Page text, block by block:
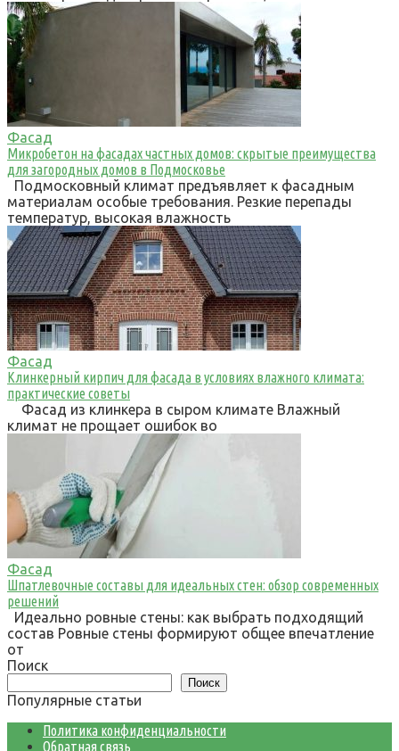
Фасад
Микробетон на фасадах частных домов: скрытые преимущества
для загородных домов в Подмосковье
Подмосковный климат предъявляет к фасадным
материалам особые требования. Резкие перепады
температур, высокая влажность
Фасад
Клинкерный кирпич для фасада в условиях влажного климата:
практические советы
Фасад из клинкера в сыром климате Влажный
климат не прощает ошибок во
Фасад
Шпатлевочные составы для идеальных стен: обзор современных
решений
Идеально ровные стены: как выбрать подходящий
состав Ровные стены формируют общее впечатление
от
Поиск
Поиск
Популярные статьи
Политика конфиденциальности
Обратная связь